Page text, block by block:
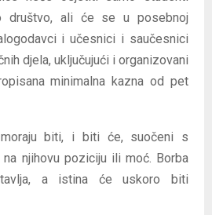
društvo, ali će se u posebnoj
i učesnici i saučesnici
djela, uključujući i organizovani
minimalna kazna od pet
moraju biti, i biti će, suočeni s
njihovu poziciju ili moć. Borba
a istina će uskoro biti